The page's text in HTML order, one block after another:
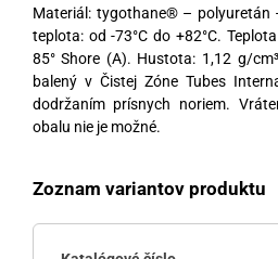
Materiál: tygothane® – polyuretán
teplota: od -73°C do +82°C.
85° Shore (A). Hustota: 1,12 g/
balený v Čistej Zóne Tubes
dodržaním prísnych noriem.
obalu nie je možné.
Zoznam variantov produktu